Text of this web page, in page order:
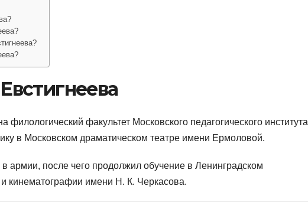
филологический факультет Московского педагогического института
в Московском драматическом театре имени Ермоловой.
армии, после чего продолжил обучение в Ленинградском
и кинематографии имени Н. К. Черкасова.